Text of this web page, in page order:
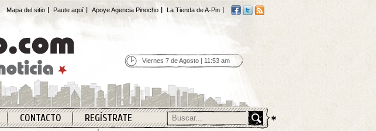
Mapa del sitio Paute aquí Apoye Agencia Pinocho La Tienda de A-Pin
Viernes 7 de Agosto | 11:53 am
CONTACTO REGÍSTRATE